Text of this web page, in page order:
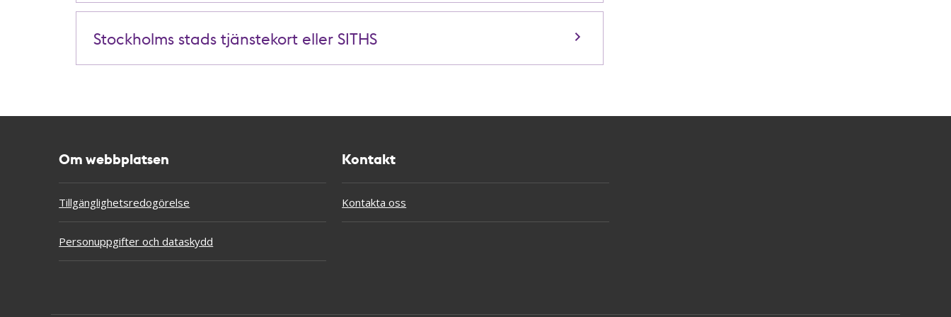
Stockholms stads tjänstekort eller SITHS
Om webbplatsen
Tillgänglighetsredogörelse
Personuppgifter och dataskydd
Kontakt
Kontakta oss